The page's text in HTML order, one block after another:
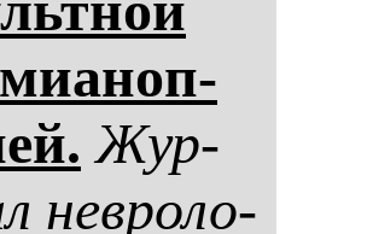
Жур­
нев­ро­ло­